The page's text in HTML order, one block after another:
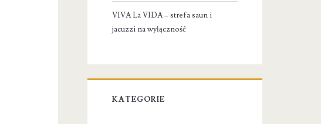
VIVA La VIDA – strefa saun i
jacuzzi na wyłączność
KATEGORIE